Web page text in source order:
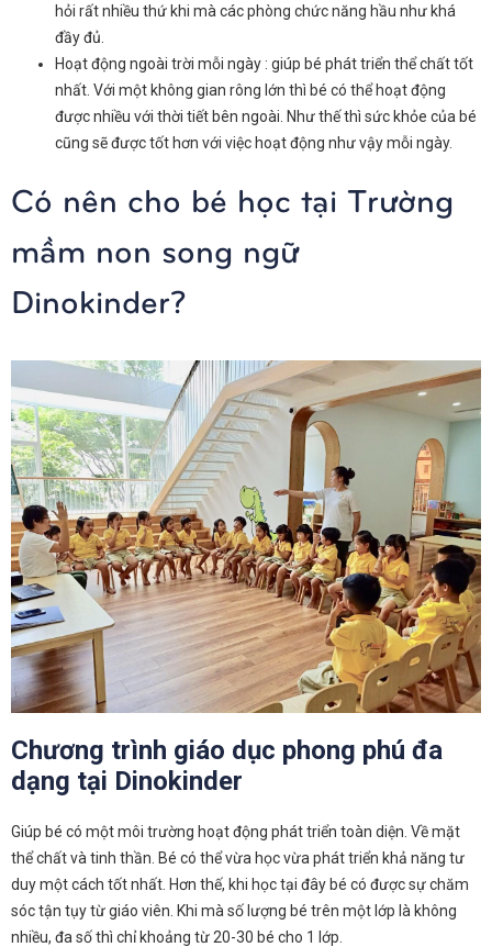
hỏi rất nhiều thứ khi mà các phòng chức năng hầu như khá
đầy đủ.
Hoạt động ngoài trời mỗi ngày : giúp bé phát triển thể chất tốt
nhất. Với một không gian rông lớn thì bé có thể hoạt động
được nhiều với thời tiết bên ngoài. Như thế thì sức khỏe của bé
cũng sẽ được tốt hơn với việc hoạt động như vậy mỗi ngày.
Có nên cho bé học tại Trường
mầm non song ngữ
Dinokinder?
Chương trình giáo dục phong phú đa
dạng tại Dinokinder
Giúp bé có một môi trường hoạt động phát triển toàn diện. Về mặt
thể chất và tinh thần. Bé có thể vừa học vừa phát triển khả năng tư
duy một cách tốt nhất. Hơn thế, khi học tại đây bé có được sự chăm
sóc tận tụy từ giáo viên. Khi mà số lượng bé trên một lớp là không
nhiều, đa số thì chỉ khoảng từ 20-30 bé cho 1 lớp.